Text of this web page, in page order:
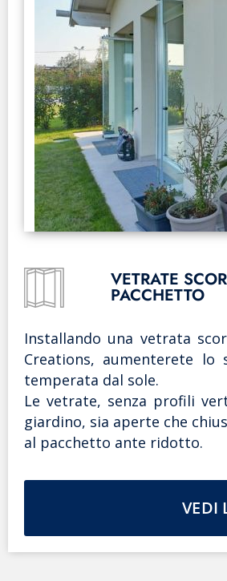
VETRATE
PACCHETTO
Installando una vetrata
Creations, aumenterete lo
temperata dal sole.
Le vetrate, senza profili
giardino, sia aperte che
al pacchetto ante ridotto.
VEDI